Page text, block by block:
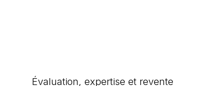
Évaluation, expertise et revente